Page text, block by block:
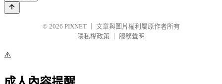
© 2026 PIXNET
文章與圖片權利屬原作者所有
隱私權政策
服務聲明
⚠️